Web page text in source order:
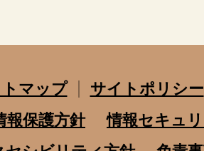
マップ
サイトポリシー
報保護方針
情報セキュ